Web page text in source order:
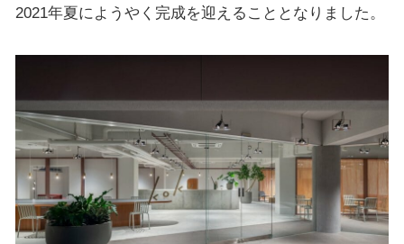
2021年夏にようやく完成を迎えることとなりました。